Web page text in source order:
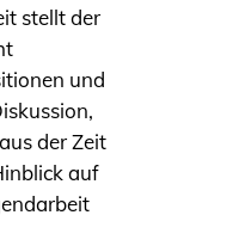
stellt der
und
der Zeit
auf